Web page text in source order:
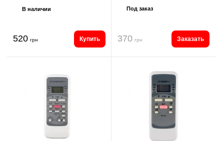
В наличии
520 грн Купить
Под заказ
370 грн Заказать